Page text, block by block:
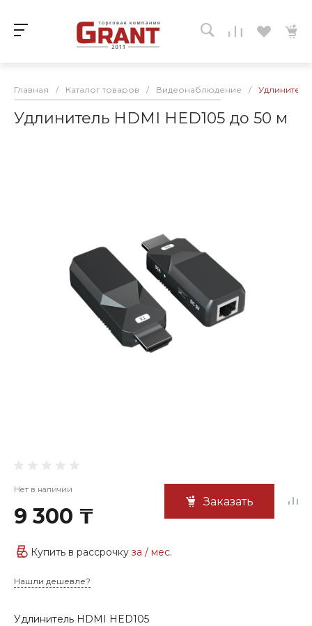
Главная / Каталог товаров / Видеонаблюдение / Удлинитель
Удлинитель HDMI HED105 до 50 м
Нет в наличии
9 300 ₸
Заказать
Купить в рассрочку за / мес.
Нашли дешевле?
Удлинитель HDMI HED105